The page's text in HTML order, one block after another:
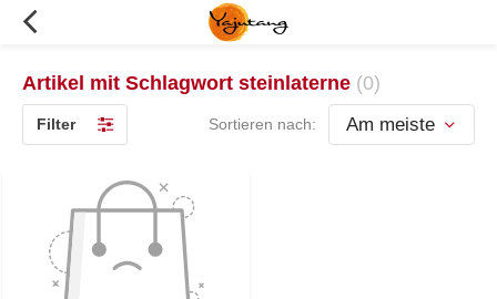
Artikel mit Schlagwort steinlaterne (0)
Filter Sortieren nach: